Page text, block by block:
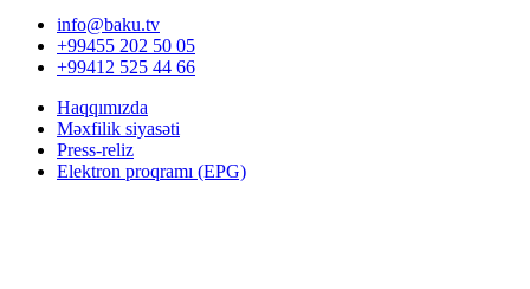
info@baku.tv
+99455 202 50 05
+99412 525 44 66
Haqqımızda
Məxfilik siyasəti
Press-reliz
Elektron proqramı (EPG)